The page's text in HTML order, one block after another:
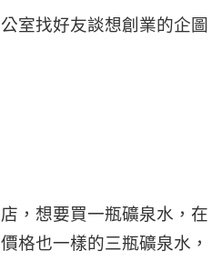
室找好友談想創業的企圖
，想要買一瓶礦泉水，在
格也一樣的三瓶礦泉水，